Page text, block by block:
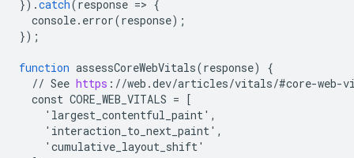
}).catch(response => {
console. error(response);
});
function assessCoreWebVitals(response)
{
// See https : //web .dev/articles/vitals/#core-web-
const CORE_WEB_VITALS = [
    'largest_contentful_paint',
    'interaction_to_next_paint',
    'cumulative_layout_shift'